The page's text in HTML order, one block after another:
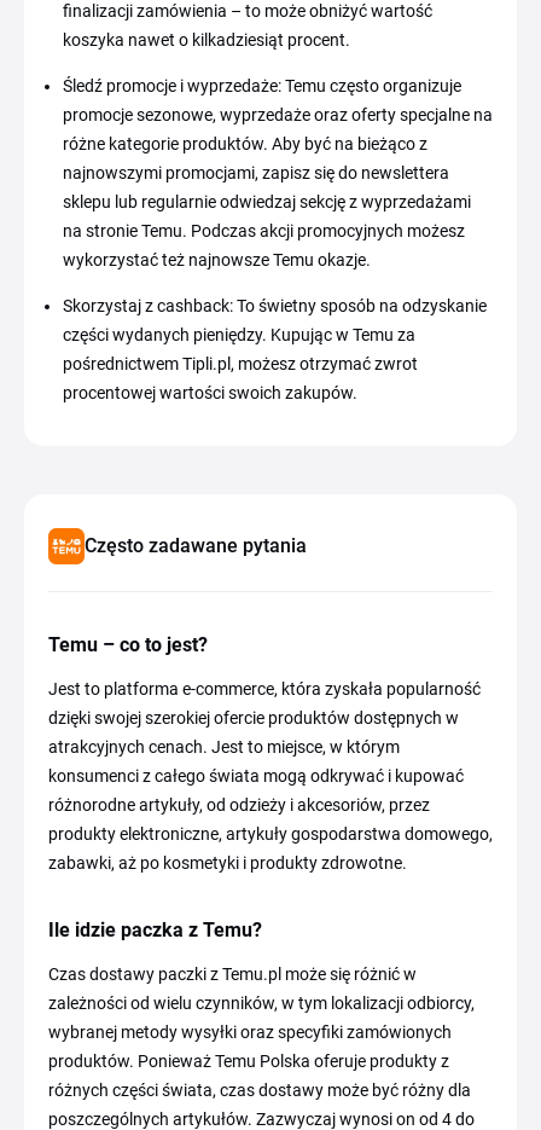
finalizacji zamówienia – to może obniżyć wartość
koszyka nawet o kilkadziesiąt procent.
Śledź promocje i wyprzedaże: Temu często organizuje
promocje sezonowe, wyprzedaże oraz oferty specjalne na
różne kategorie produktów. Aby być na bieżąco z
najnowszymi promocjami, zapisz się do newslettera
sklepu lub regularnie odwiedzaj sekcję z wyprzedażami
na stronie Temu. Podczas akcji promocyjnych możesz
wykorzystać też najnowsze Temu okazje.
Skorzystaj z cashback: To świetny sposób na odzyskanie
części wydanych pieniędzy. Kupując w Temu za
pośrednictwem Tipli.pl, możesz otrzymać zwrot
procentowej wartości swoich zakupów.
Często zadawane pytania
Temu – co to jest?
Jest to platforma e-commerce, która zyskała popularność
dzięki swojej szerokiej ofercie produktów dostępnych w
atrakcyjnych cenach. Jest to miejsce, w którym
konsumenci z całego świata mogą odkrywać i kupować
różnorodne artykuły, od odzieży i akcesoriów, przez
produkty elektroniczne, artykuły gospodarstwa domowego,
zabawki, aż po kosmetyki i produkty zdrowotne.
Ile idzie paczka z Temu?
Czas dostawy paczki z Temu.pl może się różnić w
zależności od wielu czynników, w tym lokalizacji odbiorcy,
wybranej metody wysyłki oraz specyfiki zamówionych
produktów. Ponieważ Temu Polska oferuje produkty z
różnych części świata, czas dostawy może być różny dla
poszczególnych artykułów. Zazwyczaj wynosi on od 4 do